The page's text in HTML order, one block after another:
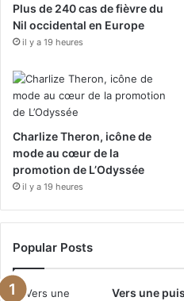
o
k
Plus de 240 cas de fièvre du
Nil occidental en Europe
il y a 19 heures
Charlize Theron, icône de
mode au cœur de la
promotion de L’Odyssée
il y a 19 heures
Popular Posts
Vers une